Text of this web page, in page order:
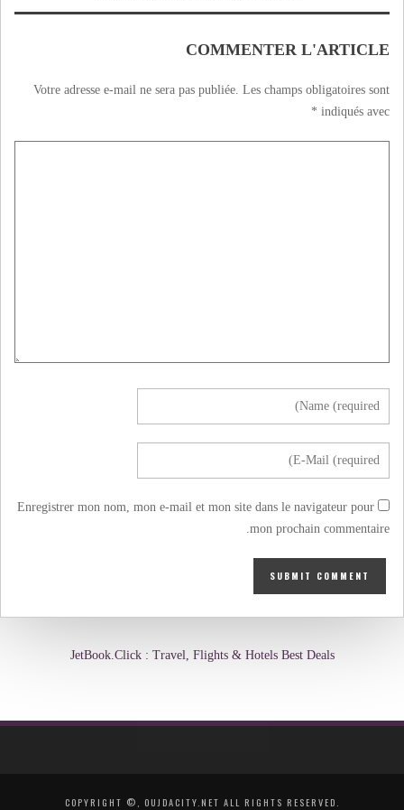
COMMENTER L'ARTICLE
Votre adresse e-mail ne sera pas publiée. Les champs obligatoires sont
indiqués avec
*
Enregistrer mon nom, mon e-mail et mon site dans le navigateur pour
mon prochain commentaire.
JetBook.Click : Travel, Flights & Hotels Best Deals
COPYRIGHT ©, OUJDACITY.NET ALL RIGHTS RESERVED.